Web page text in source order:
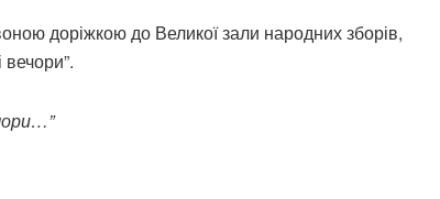
доріжкою до Великої зали народних зборів,
вечори”.